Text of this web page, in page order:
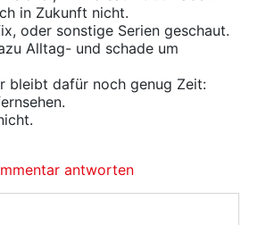
in Zukunft nicht.
oder sonstige Serien geschaut.
Alltag- und schade um
bleibt dafür noch genug Zeit:
antworten